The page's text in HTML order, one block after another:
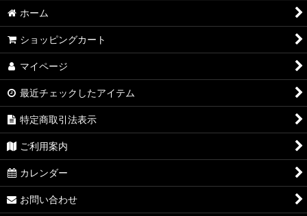
ホーム
ショッピングカート
マイページ
最近チェックしたアイテム
特定商取引法表示
ご利用案内
カレンダー
お問い合わせ